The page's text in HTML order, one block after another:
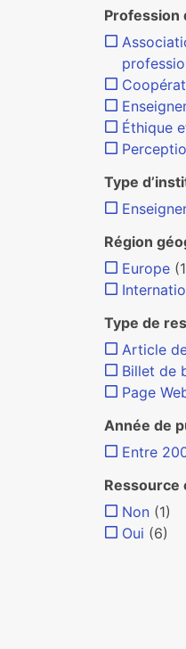
Profession
Éthique
Type
Région
Europe
Type de
Article
Billet de
Page
Année de
Entre
Ressource
Non (1)
Oui (6)